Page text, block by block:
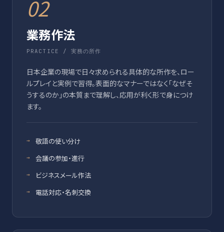
02
業務作法
PRACTICE / 実務の所作
日本企業の現場で日々求められる具体的な所作を、ロー
ルプレイと実例で習得。表面的なマナーではなく「なぜそ
うするのか」の本質まで理解し、応用が利く形で身につけ
ます。
敬語の使い分け
会議の参加・進行
ビジネスメール作法
電話対応・名刺交換